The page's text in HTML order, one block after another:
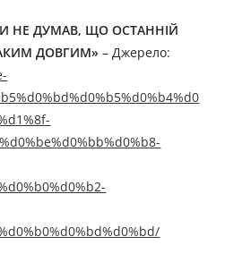
НЕ ДУМАВ, ЩО ОСТАННІЙ
ДОВГИМ» – Джерелo: